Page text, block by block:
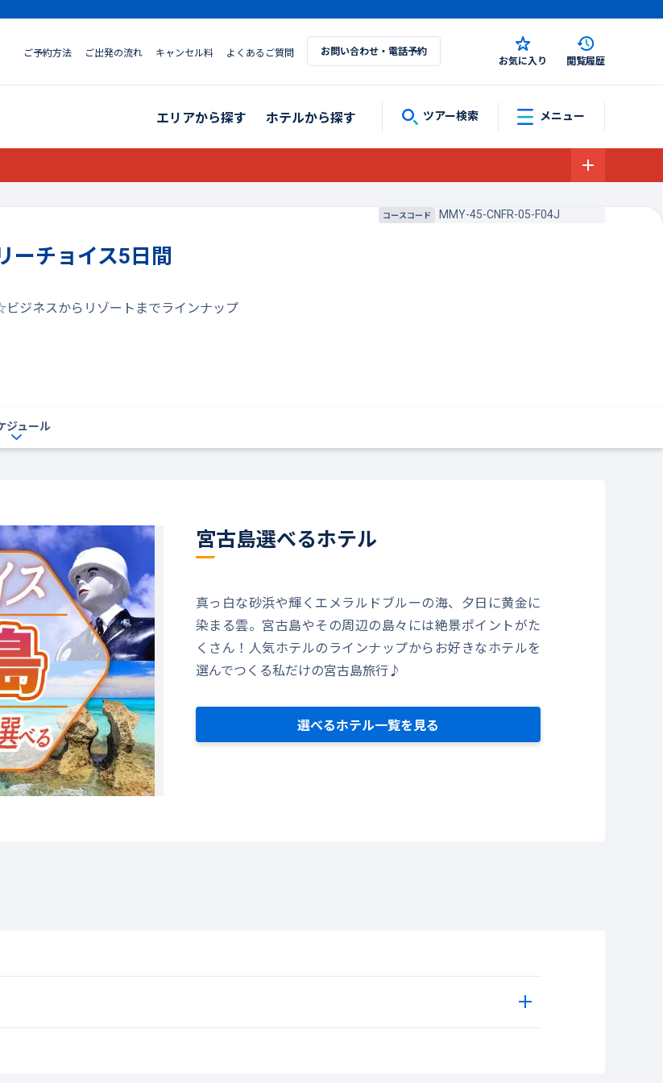
ご予約方法 ご出発の流れ キャンセル料 よくあるご質問 お問い合わせ・電話予約
お気に入り 閲覧履歴
エリアから探す ホテルから探す ツアー検索 メニュー
コースコード
MMY-45-CNFR-05-F04J
ーチョイス5日間
ジネスからリゾートまでラインナップ
ジュール
宮古島選べるホテル
真っ白な砂浜や輝くエメラルドブルーの海、夕日に黄金に
染まる雲。宮古島やその周辺の島々には絶景ポイントがた
くさん！人気ホテルのラインナップからお好きなホテルを
選んでつくる私だけの宮古島旅行♪
選べるホテル一覧を見る